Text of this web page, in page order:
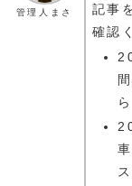
管理人まさ
記事
確認